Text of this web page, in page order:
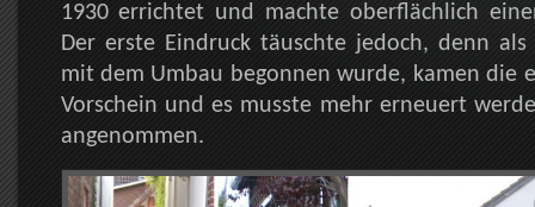
1930 errichtet und machte oberflächlich
Der erste Eindruck täuschte jedoch, denn als
mit dem Umbau begonnen wurde, kamen die
Vorschein und es musste mehr erneuert
angenommen.